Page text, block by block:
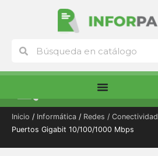
Buscar
Inicio / Informática / Redes / Conectividad
Puertos Gigabit 10/100/1000 Mbps